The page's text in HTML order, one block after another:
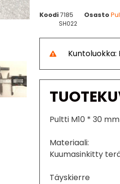
Koodi7185 Osasto
SH022
Pultti M10 * 30
Materiaali:
Kuumasinkitty
Täyskierre